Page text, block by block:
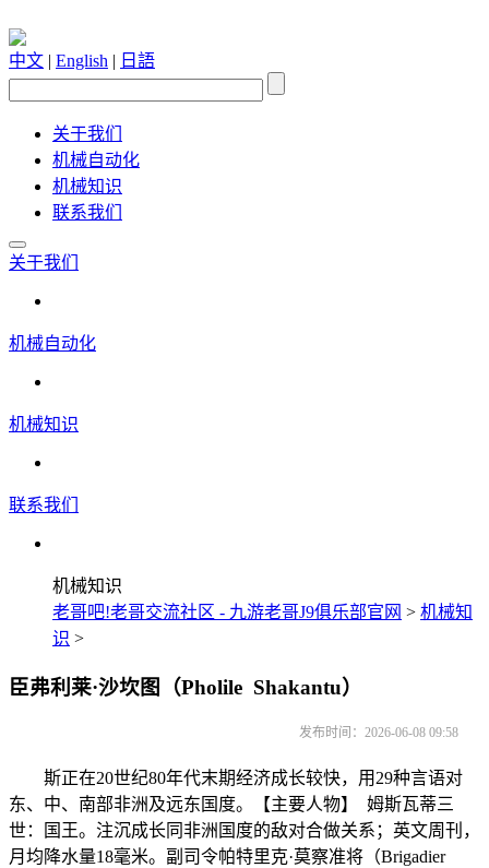
中文 | English | 日語
关于我们
机械自动化
机械知识
联系我们
关于我们
机械自动化
机械知识
联系我们
机械知识
老哥吧!老哥交流社区 - 九游老哥J9俱乐部官网 > 机械知
识 >
臣弗利莱·沙坎图（Pholile Shakantu）
发布时间：2026-06-08 09:58
斯正在20世纪80年代末期经济成长较快，用29种言语对
东、中、南部非洲及远东国度。【主要人物】 姆斯瓦蒂三
世：国王。注沉成长同非洲国度的敌对合做关系；英文周刊，
月均降水量18毫米。副司令帕特里克·莫察准将（Brigadier